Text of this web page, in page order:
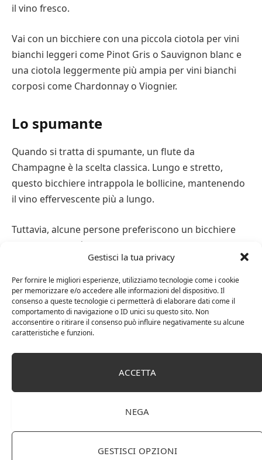
Gestisci la tua privacy
Per fornire le migliori esperienze, utilizziamo tecnologie come i cookie
per memorizzare e/o accedere alle informazioni del dispositivo. Il
consenso a queste tecnologie ci permetterà di elaborare dati come il
comportamento di navigazione o ID unici su questo sito. Non
acconsentire o ritirare il consenso può influire negativamente su alcune
caratteristiche e funzioni.
ACCETTA
NEGA
GESTISCI OPZIONI
il vino fresco.
Vai con un bicchiere con una piccola ciotola per vini
bianchi leggeri come Pinot Gris o Sauvignon blanc e
una ciotola leggermente più ampia per vini bianchi
corposi come Chardonnay o Viognier.
Lo spumante
Quando si tratta di spumante, un flute da
Champagne è la scelta classica. Lungo e stretto,
questo bicchiere intrappola le bollicine, mantenendo
il vino effervescente più a lungo.
Tuttavia, alcune persone preferiscono un bicchiere
leggermente più largo, come un bicchiere a tulipano
o anche un bicchiere coupé a bordo largo per gli
spumanti più vecchi o più ricchi. L’apertura più ampia
consente ai sapori di aprirsi, creando un sorso più
sfumato.
Se stai pensando: “Aiuto! Vivo in un monolocale!” o
“Questo è travolgente e onestamente, ho abbastanza
bicchieri da vino lo sanno.